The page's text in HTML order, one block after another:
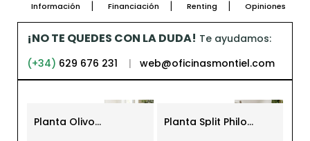
Información Financiación Renting Opiniones
¡NO TE QUEDES CON LA DUDA! Te ayudamos:
(+34) 629 676 231 | web@oficinasmontiel.com
Planta Olivo Planta Split Philo